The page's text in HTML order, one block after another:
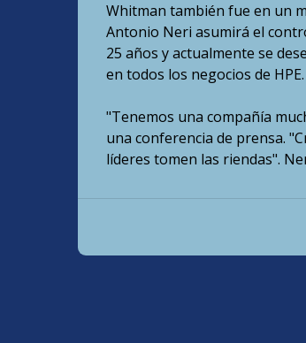
Whitman también fue en un
Antonio Neri asumirá el
25 años y actualmente se
en todos los negocios de HPE.
"Tenemos una compañía
una conferencia de prensa.
líderes tomen las riendas".